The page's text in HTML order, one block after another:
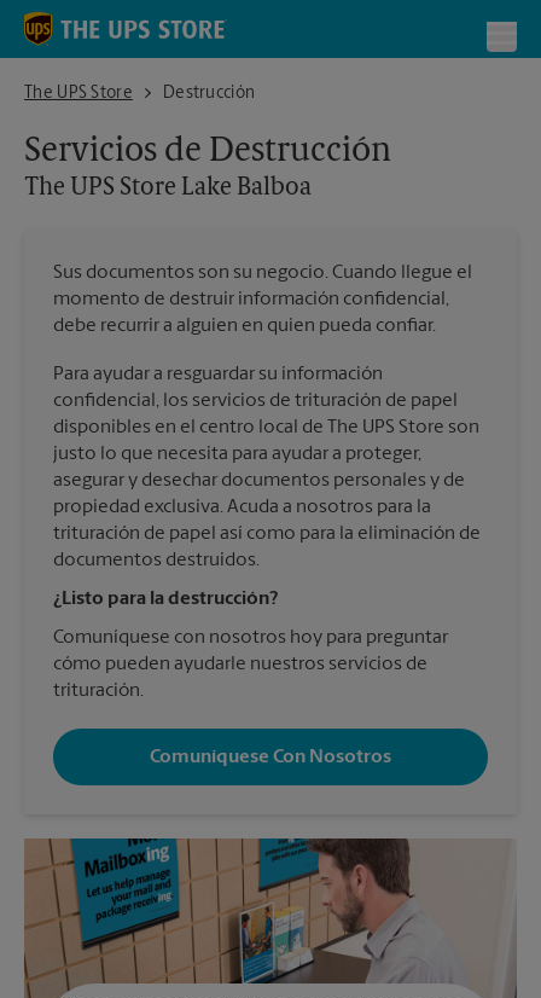
Skip to content
Return to Nav
The UPS Store
The UPS Store Lake Balboa
Destrucción
Servicios de Destrucción
The UPS Store Lake Balboa
Sus documentos son su negocio. Cuando llegue el
momento de destruir información confidencial,
debe recurrir a alguien en quien pueda confiar.
Para ayudar a resguardar su información
confidencial, los servicios de trituración de papel
disponibles en el centro local de The UPS Store son
justo lo que necesita para ayudar a proteger,
asegurar y desechar documentos personales y de
propiedad exclusiva. Acuda a nosotros para la
trituración de papel así como para la eliminación de
documentos destruidos.
¿Listo para la destrucción?
Comuníquese con nosotros hoy para preguntar
cómo pueden ayudarle nuestros servicios de
trituración.
Comuníquese Con Nosotros